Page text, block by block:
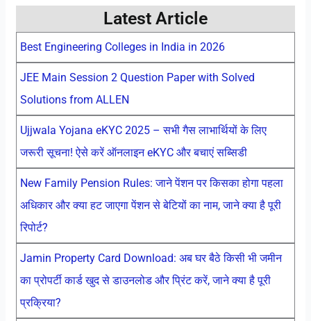
Latest Article
Best Engineering Colleges in India in 2026
JEE Main Session 2 Question Paper with Solved
Solutions from ALLEN
Ujjwala Yojana eKYC 2025 – सभी गैस लाभार्थियों के लिए
जरूरी सूचना! ऐसे करें ऑनलाइन eKYC और बचाएं सब्सिडी
New Family Pension Rules: जाने पेंशन पर किसका होगा पहला
अधिकार और क्या हट जाएगा पेंशन से बेटियों का नाम, जाने क्या है पूरी
रिपोर्ट?
Jamin Property Card Download: अब घर बैठे किसी भी जमीन
का प्रोपर्टी कार्ड खुद से डाउनलोड और प्रिंट करें, जाने क्या है पूरी
प्रक्रिया?